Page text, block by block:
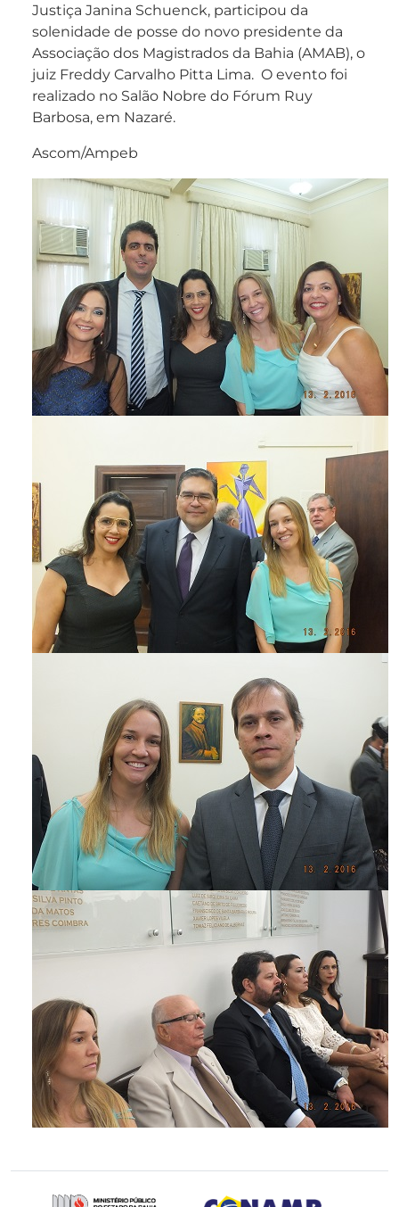
Justiça Janina Schuenck, participou da
solenidade de posse do novo presidente da
Associação dos Magistrados da Bahia (AMAB), o
juiz Freddy Carvalho Pitta Lima. O evento foi
realizado no Salão Nobre do Fórum Ruy
Barbosa, em Nazaré.
Ascom/Ampeb